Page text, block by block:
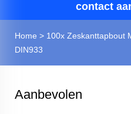
contact
Home > 100x Zeskanttapbout
DIN933
Aanbevolen